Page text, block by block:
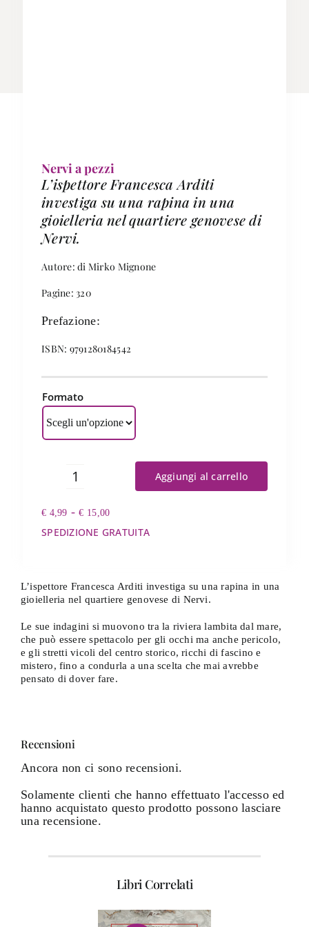
Nervi a pezzi
L’ispettore Francesca Arditi
investiga su una rapina in una
gioielleria nel quartiere genovese di
Nervi.
Autore: di Mirko Mignone
Pagine: 320
Prefazione:
ISBN: 9791280184542
Formato
Nervi
pezzi
quantità
Aggiungi al carrello
€ 4,99 - € 15,00Fascia
di
prezzo:
a
€ 15,00
SPEDIZIONE GRATUITA
L’ispettore Francesca Arditi investiga su una rapina in una
gioielleria nel quartiere genovese di Nervi.
Le sue indagini si muovono tra la riviera lambita dal mare,
che può essere spettacolo per gli occhi ma anche pericolo,
e gli stretti vicoli del centro storico, ricchi di fascino e
mistero, fino a condurla a una scelta che mai avrebbe
pensato di dover fare.
Recensioni
Ancora non ci sono recensioni.
Solamente clienti che hanno effettuato l'accesso ed
hanno acquistato questo prodotto possono lasciare
una recensione.
Libri Correlati